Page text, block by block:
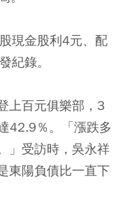
現金股利4元、配
紀錄。
上百元俱樂部，3
42.9％。「漲跌多
」受訪時，吳永祥
東陽負債比一直下